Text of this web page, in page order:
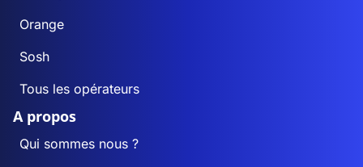
Orange
Sosh
Tous les opérateurs
A propos
Qui sommes nous ?